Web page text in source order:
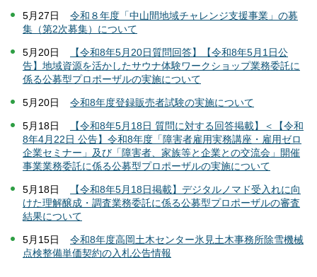
5月27日
令和８年度「中山間地域チャレンジ支援事業」の募
集（第2次募集）について
5月20日
【令和8年5月20日質問回答】【令和8年5月1日公
告】地域資源を活かしたサウナ体験ワークショップ業務委託に
係る公募型プロポーザルの実施について
5月20日 令和8年度登録販売者試験の実施について
5月18日
【令和8年5月18日 質問に対する回答掲載】＜【令和
8年4月22日 公告】令和8年度「障害者雇用実務講座・雇用ゼロ
企業セミナー」及び「障害者、家族等と企業との交流会」開催
事業業務委託に係る公募型プロポーザルの実施について
5月18日
【令和8年5月18日掲載】デジタルノマド受入れに向
けた理解醸成・調査業務委託に係る公募型プロポーザルの審査
結果について
5月15日
令和8年度高岡土木センター氷見土木事務所除雪機械
点検整備単価契約の入札公告情報